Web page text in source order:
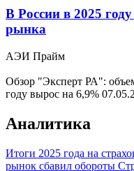
В России в 2025
рынка
АЭИ Прайм
Обзор "Эксперт РА":
году вырос на 6,9%
Аналитика
Итоги 2025 года на
рынок сбавил обороты